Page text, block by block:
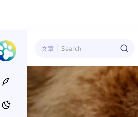
文章